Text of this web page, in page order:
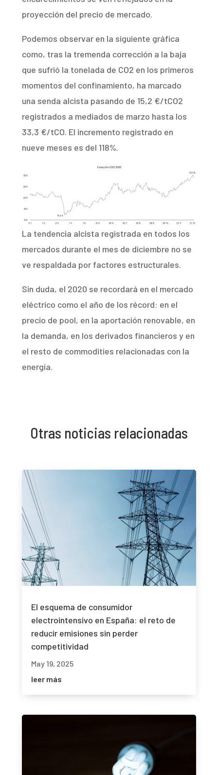
proyección del precio de mercado.
Podemos observar en la siguiente gráfica
como, tras la tremenda corrección a la baja
que sufrió la tonelada de CO2 en los primeros
momentos del confinamiento, ha marcado
una senda alcista pasando de 15,2 €/tCO2
registrados a mediados de marzo hasta los
33,3 €/tCO. El incremento registrado en
nueve meses es del 118%.
La tendencia alcista registrada en todos los
mercados durante el mes de diciembre no se
ve respaldada por factores estructurales.
Sin duda, el 2020 se recordará en el mercado
eléctrico como el año de los récord: en el
precio de pool, en la aportación renovable, en
la demanda, en los derivados financieros y en
el resto de commodities relacionadas con la
energía.
Otras noticias relacionadas
El esquema de consumidor
electrointensivo en España: el reto de
reducir emisiones sin perder
competitividad
May 19, 2025
leer más